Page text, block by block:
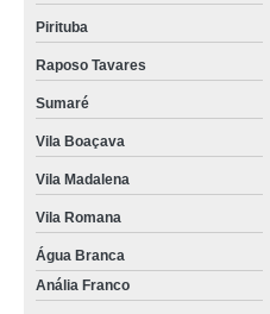
Pirituba
Raposo Tavares
Sumaré
Vila Boaçava
Vila Madalena
Vila Romana
Água Branca
Anália Franco